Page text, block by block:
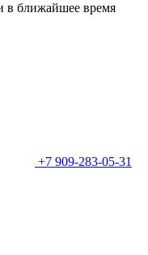
в ближайшее время
+7 909-283-05-31